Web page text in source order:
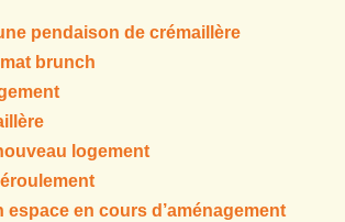
pendaison de crémaillère
brunch
logement
en cours d’aménagement